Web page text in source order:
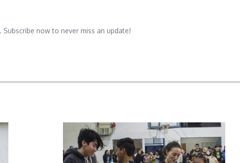
now to never miss an update!